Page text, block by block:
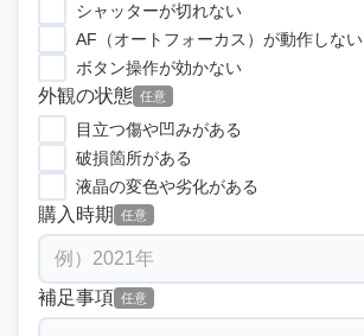
シャッターが切れない
AF（オートフォーカス）が動作しない
ボタン操作が効かない
外観の状態 任意
目立つ傷や凹みがある
破損箇所がある
液晶の変色や劣化がある
購入時期 任意
補足事項 任意